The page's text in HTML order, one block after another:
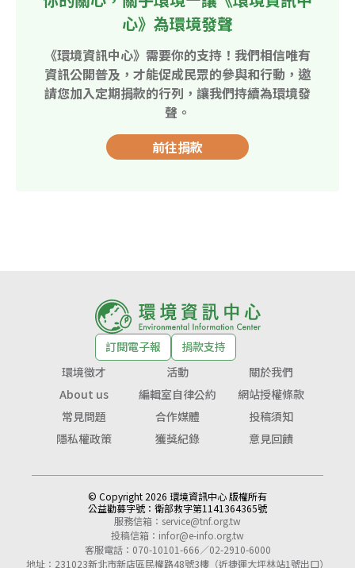
心》為環境發聲
《環境資訊中心》需要你的支持！我們相信唯有
資訊公開普及，才能促成民眾的參與和行動，邀
請您加入定期捐款的行列，讓我們持續為環境發
聲。
前往捐款
訂閱電子報
捐款支持
環境徵才
活動
關於我們
About us
編輯室自律公約
網站授權條款
常見問題
合作媒體
投稿須知
隱私權政策
獲獎紀錄 意見回饋
© Copyright 2026 環境資訊中心 版權所有
公益勸募字號： 衛部救字第1141364365號
服務信箱： service@tnf.org.tw
投稿信箱： infor@e-info.org.tw
客服電話：070-10101-666／02-2910-6000
地址：231023新北市新店區民權路48號3樓（近捷運大坪林站1號出口）